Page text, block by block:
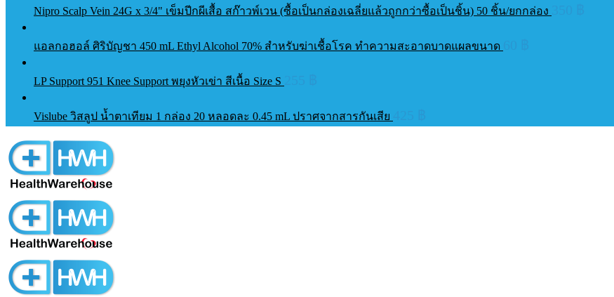
Nipro Scalp Vein 24G x 3/4" เข็มปีกผีเสื้อ สก๊าวพ์เวน (ซื้อเป็นกล่องเฉลี่ยแล้วถูกกว่าซื้อเป็นชิ้น) 50 ชิ้น/ยกกล่อง
แอลกอฮอล์ ศิริบัญชา 450 mL Ethyl Alcohol 70% สำหรับฆ่าเชื้อโรค ทำความสะอาดบาดแผลขนาด
LP Support 951 Knee Support พยุงหัวเข่า สีเนื้อ Size S
Vislube วิสลูป น้ำตาเทียม 1 กล่อง 20 หลอดละ 0.45 mL ปราศจากสารกันเสีย